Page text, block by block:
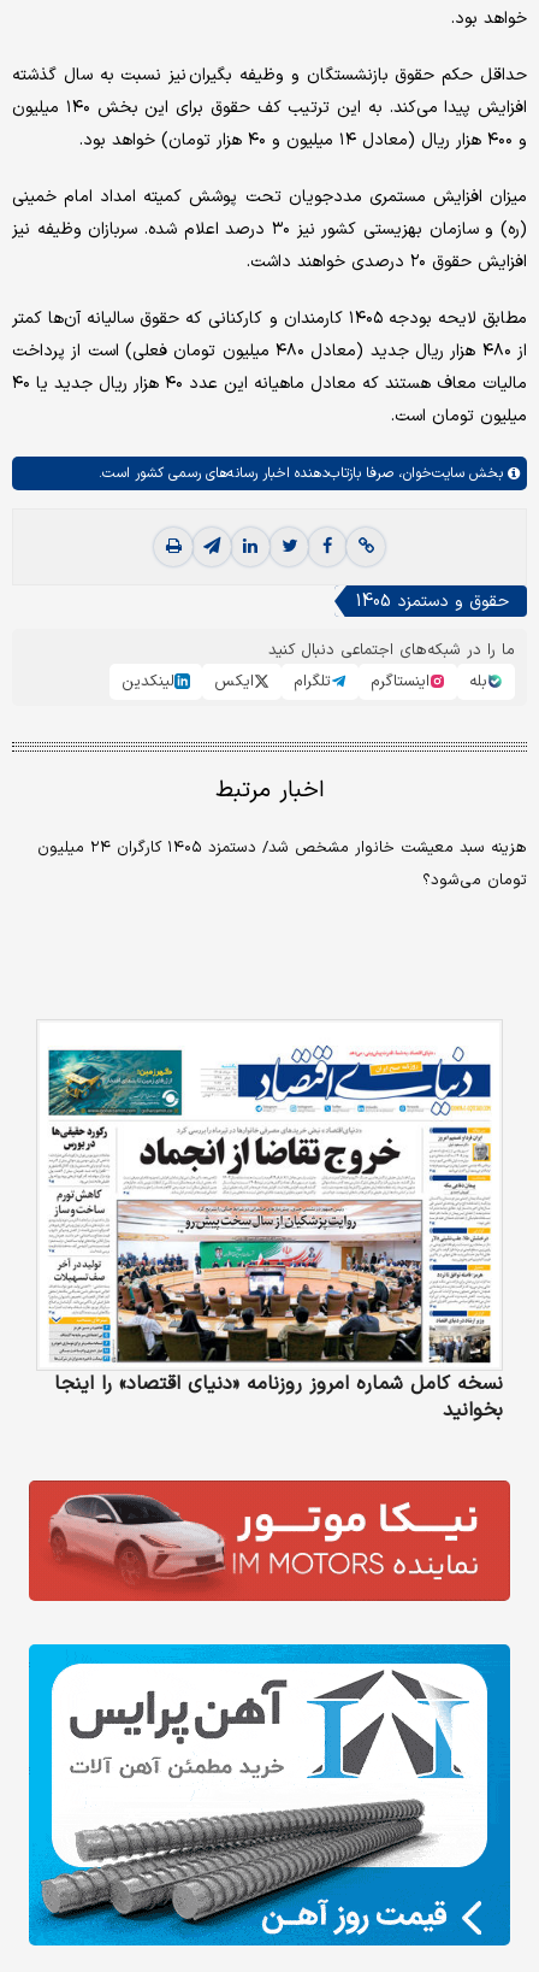
خواهد بود.
حداقل حکم حقوق بازنشستگان و وظیفه بگیران نیز نسبت به سال گذشته
افزایش پیدا می‌کند. به این ترتیب کف حقوق برای این بخش ۱۴۰ میلیون
و ۴۰۰ هزار ریال (معادل ۱۴ میلیون و ۴۰ هزار تومان) خواهد بود.
میزان افزایش مستمری مددجویان تحت پوشش کمیته امداد امام خمینی
(ره) و سازمان بهزیستی کشور نیز ۳۰ درصد اعلام شده. سربازان وظیفه نیز
افزایش حقوق ۲۰ درصدی خواهند داشت.
مطابق لایحه بودجه ۱۴۰۵ کارمندان و کارکنانی که حقوق سالیانه آن‌ها کمتر
از ۴۸۰ هزار ریال جدید (معادل ۴۸۰ میلیون تومان فعلی) است از پرداخت
مالیات معاف هستند که معادل ماهیانه این عدد ۴۰ هزار ریال جدید یا ۴۰
میلیون تومان است.
بخش سایت‌خوان، صرفا بازتاب‌دهنده اخبار رسانه‌های رسمی کشور است.
حقوق و دستمزد 1405
ما را در شبکه‌های اجتماعی دنبال کنید
بله
اینستاگرم تلگرام ایکس لینکدین
اخبار مرتبط
هزینه سبد معیشت خانوار مشخص شد/ دستمزد ۱۴۰۵ کارگران ۲۴ میلیون
تومان می‌شود؟
نسخه کامل شماره امروز روزنامه «دنیای‌ اقتصاد» را اینجا
بخوانید